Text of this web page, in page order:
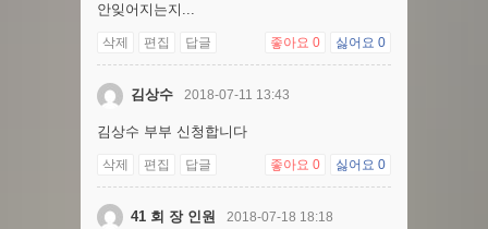
안잊어지는지...
삭제 편집 답글 좋아요 0 싫어요 0
김상수 2018-07-11 13:43
김상수 부부 신청합니다
삭제 편집 답글 좋아요 0 싫어요 0
41 회 장 인원 2018-07-18 18:18